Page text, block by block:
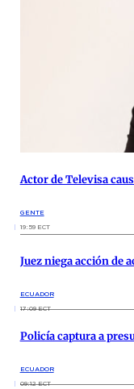
Actor de Televisa
GENTE
19:59 ECT
Juez niega acción de
ECUADOR
17:09 ECT
Policía captura a
ECUADOR
09:12 ECT